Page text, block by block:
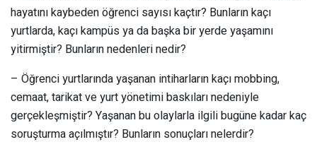
hayatını kaybeden öğrenci sayısı kaçtır? Bunların kaçı
yurtlarda, kaçı kampüs ya da başka bir yerde yaşamını
yitirmiştir? Bunların nedenleri nedir?
– Öğrenci yurtlarında yaşanan intiharların kaçı mobbing,
cemaat, tarikat ve yurt yönetimi baskıları nedeniyle
gerçekleşmiştir? Yaşanan bu olaylarla ilgili bugüne kadar kaç
soruşturma açılmıştır? Bunların sonuçları nelerdir?